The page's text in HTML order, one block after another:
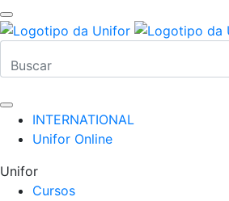
INTERNATIONAL
Unifor Online
Unifor
Cursos